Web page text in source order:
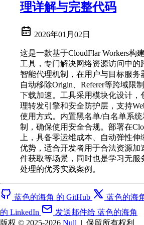
理详解与完整代码
2026年01月02日
这是一款基于CloudFlar Workers构
工具，专门解决网络资源访问中的
智能代理机制，在用户与目标服务
自动移除Origin、Referer等跨域限
下载加速。工具采用模块化设计，
理转发引擎和安全防护层，支持
使用方式。内置黑名单/白名单系
制，确保使用安全合规。部署在
上，具备零运维成本、自动弹性
优势，适合开发者用于合法资源加
件获取等场景，同时也是学习无服
处理的优秀实践案例。
蓝色的海角 的 GitHub 蓝色的海
的 LinkedIn
发送邮件给 蓝色的海角
版权 © 2025-2026 Null | 保留所有权利